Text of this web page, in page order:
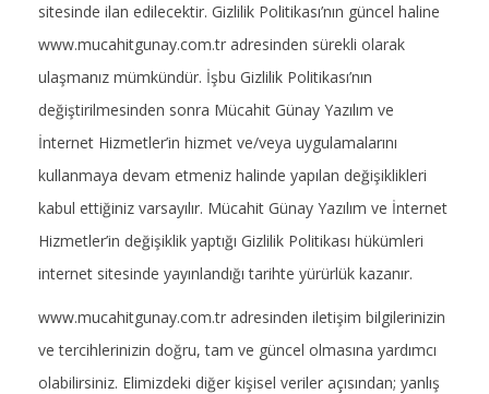
sitesinde ilan edilecektir. Gizlilik Politikası’nın güncel haline
www.mucahitgunay.com.tr adresinden sürekli olarak
ulaşmanız mümkündür. İşbu Gizlilik Politikası’nın
değiştirilmesinden sonra Mücahit Günay Yazılım ve
İnternet Hizmetler’in hizmet ve/veya uygulamalarını
kullanmaya devam etmeniz halinde yapılan değişiklikleri
kabul ettiğiniz varsayılır. Mücahit Günay Yazılım ve İnternet
Hizmetler’in değişiklik yaptığı Gizlilik Politikası hükümleri
internet sitesinde yayınlandığı tarihte yürürlük kazanır.
www.mucahitgunay.com.tr adresinden iletişim bilgilerinizin
ve tercihlerinizin doğru, tam ve güncel olmasına yardımcı
olabilirsiniz. Elimizdeki diğer kişisel veriler açısından; yanlış